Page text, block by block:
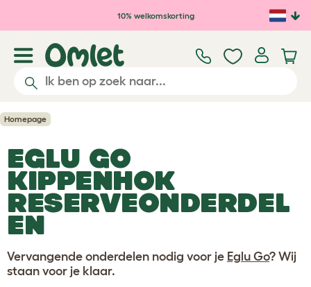
Ga naar de hoofdinhoud
10% welkomskorting
Homepage
EGLU GO
KIPPENHOK
RESERVEONDERDEL
EN
Vervangende onderdelen nodig voor je Eglu Go? Wij
staan voor je klaar.